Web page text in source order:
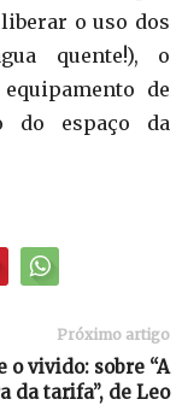
o uso dos
quente!), o
de
do espaço da
Próximo artigo
o vivido: sobre “A
da tarifa”, de Leo